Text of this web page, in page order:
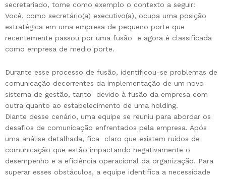
secretariado, tome como exemplo o contexto a seguir:
Você, como secretário(a) executivo(a), ocupa uma posição
estratégica em uma empresa de pequeno porte que
recentemente passou por uma fusão e agora é classificada
como empresa de médio porte.
Durante esse processo de fusão, identificou-se problemas de
comunicação decorrentes da implementação de um novo
sistema de gestão, tanto devido à fusão da empresa com
outra quanto ao estabelecimento de uma holding.
Diante desse cenário, uma equipe se reuniu para abordar os
desafios de comunicação enfrentados pela empresa. Após
uma análise detalhada, fica claro que existem ruídos de
comunicação que estão impactando negativamente o
desempenho e a eficiência operacional da organização. Para
superar esses obstáculos, a equipe identifica a necessidade